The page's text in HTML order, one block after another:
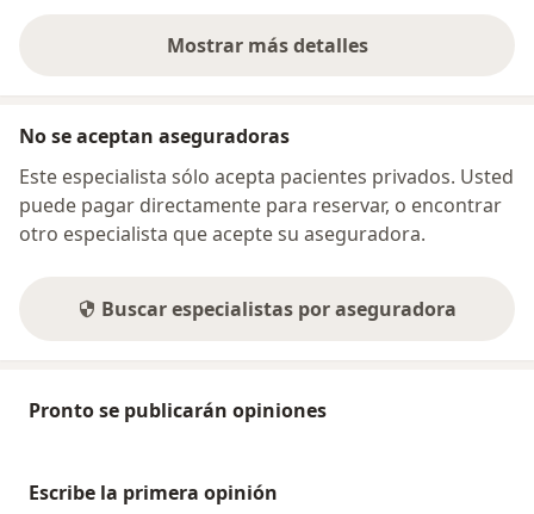
Mostrar más detalles
sobre la dirección
No se aceptan aseguradoras
Este especialista sólo acepta pacientes privados. Usted
puede pagar directamente para reservar, o encontrar
otro especialista que acepte su aseguradora.
Buscar especialistas por aseguradora
Pronto se publicarán opiniones
Escribe la primera opinión